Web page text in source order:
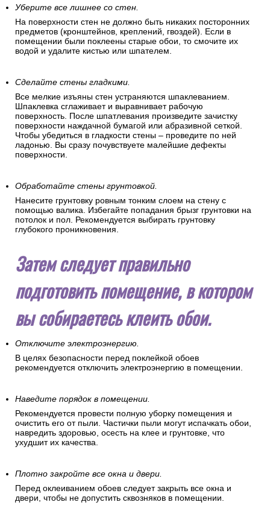
Уберите все лишнее со стен.
На поверхности стен не должно быть никаких посторонних
предметов (кронштейнов, креплений, гвоздей). Если в
помещении были поклеены старые обои, то смочите их
водой и удалите кистью или шпателем.
Сделайте стены гладкими.
Все мелкие изъяны стен устраняются шпаклеванием.
Шпаклевка сглаживает и выравнивает рабочую
поверхность. После шпатлевания произведите зачистку
поверхности наждачной бумагой или абразивной сеткой.
Чтобы убедиться в гладкости стены – проведите по ней
ладонью. Вы сразу почувствуете малейшие дефекты
поверхности.
Обработайте стены грунтовкой.
Нанесите грунтовку ровным тонким слоем на стену с
помощью валика. Избегайте попадания брызг грунтовки на
потолок и пол. Рекомендуется выбирать грунтовку
глубокого проникновения.
Затем следует правильно
подготовить помещение, в котором
вы собираетесь клеить обои.
Отключите электроэнергию.
В целях безопасности перед поклейкой обоев
рекомендуется отключить электроэнергию в помещении.
Наведите порядок в помещении.
Рекомендуется провести полную уборку помещения и
очистить его от пыли. Частички пыли могут испачкать обои,
навредить здоровью, осесть на клее и грунтовке, что
ухудшит их качества.
Плотно закройте все окна и двери.
Перед оклеиванием обоев следует закрыть все окна и
двери, чтобы не допустить сквозняков в помещении.